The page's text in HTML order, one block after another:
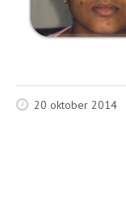
20 oktober 2014